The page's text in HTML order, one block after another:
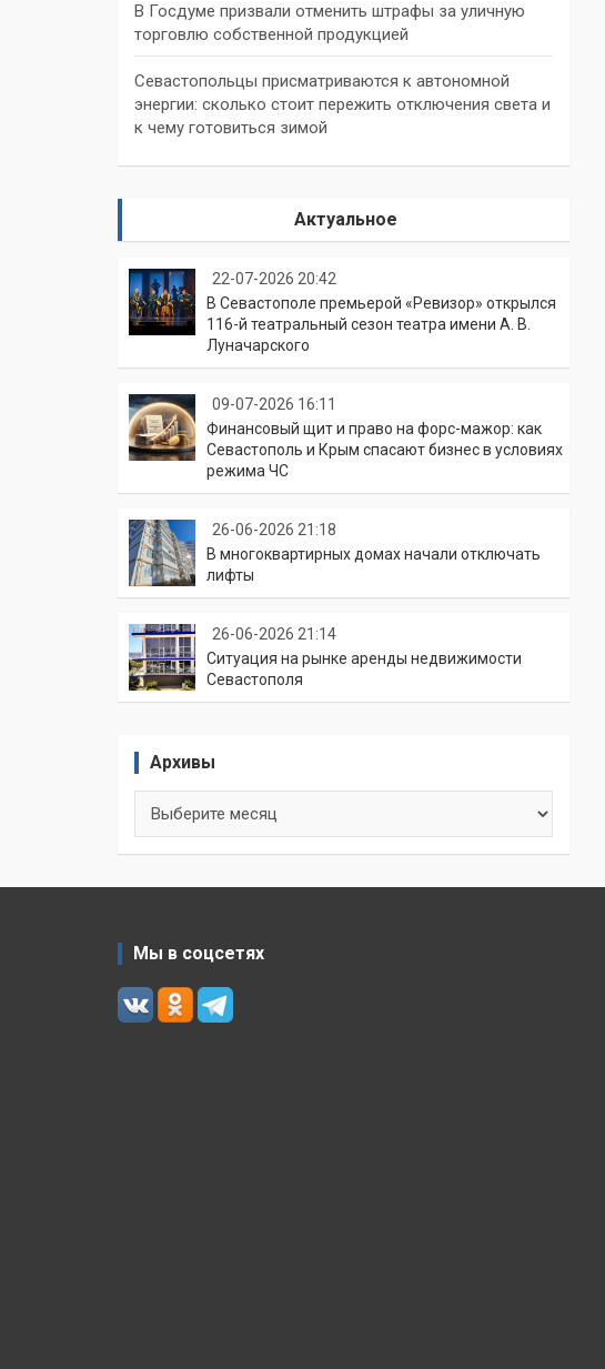
В Госдуме призвали отменить штрафы за уличную
торговлю собственной продукцией
Севастопольцы присматриваются к автономной
энергии: сколько стоит пережить отключения света и
к чему готовиться зимой
Актуальное
22-07-2026 20:42
В Севастополе премьерой «Ревизор» открылся
116-й театральный сезон театра имени А. В.
Луначарского
09-07-2026 16:11
Финансовый щит и право на форс-мажор: как
Севастополь и Крым спасают бизнес в условиях
режима ЧС
26-06-2026 21:18
В многоквартирных домах начали отключать
лифты
26-06-2026 21:14
Ситуация на рынке аренды недвижимости
Севастополя
Архивы
Мы в соцсетях